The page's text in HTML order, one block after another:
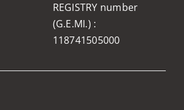
REGISTRY number
(G.E.MI.) :
118741505000